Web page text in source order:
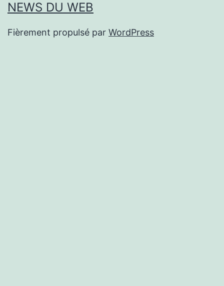
NEWS DU WEB
Fièrement propulsé par WordPress